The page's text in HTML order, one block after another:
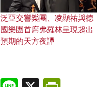
泛亞交響樂團、凌顯祐與德
國樂團首席弗羅林呈現超出
預期的天方夜譚
LinkedInLine X